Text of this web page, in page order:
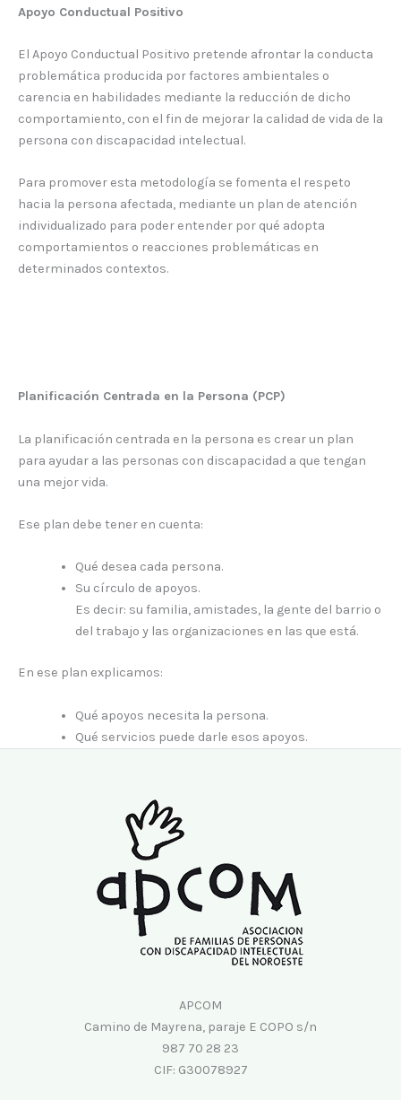
Apoyo Conductual Positivo
El Apoyo Conductual Positivo pretende afrontar la conducta
problemática producida por factores ambientales o
carencia en habilidades mediante la reducción de dicho
comportamiento, con el fin de mejorar la calidad de vida de la
persona con discapacidad intelectual.
Para promover esta metodología se fomenta el respeto
hacia la persona afectada, mediante un plan de atención
individualizado para poder entender por qué adopta
comportamientos o reacciones problemáticas en
determinados contextos.
Planificación Centrada en la Persona (PCP)
La planificación centrada en la persona es crear un plan
para ayudar a las personas con discapacidad a que tengan
una mejor vida.
Ese plan debe tener en cuenta:
Qué desea cada persona.
Su círculo de apoyos.
Es decir: su familia, amistades, la gente del barrio o
del trabajo y las organizaciones en las que está.
En ese plan explicamos:
Qué apoyos necesita la persona.
Qué servicios puede darle esos apoyos.
APCOM
Camino de Mayrena, paraje E COPO s/n
987 70 28 23
CIF: G30078927